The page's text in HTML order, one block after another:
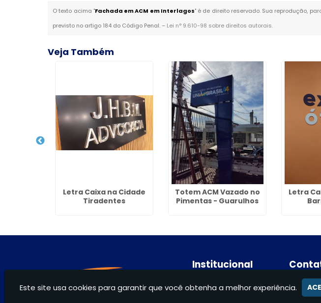
O texto acima "Fachada em ACM em Interlagos" é de direito reservado. Sua reprodução,
previsto no artigo 184 do Código Penal. – Lei n° 9.610-98 sobre direitos autorais.
Veja Também
Letra Caixa na Cidade
Tiradentes
Totem ACM Vazado no
Pimentas - Guarulhos
Letra
Institucional
Home
(11)
(11)
Este site usa cookies para garantir que você obtenha a melhor experiência.